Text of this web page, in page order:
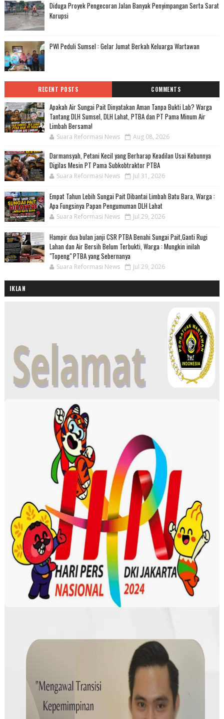
Diduga Proyek Pengecoran Jalan Banyak Penyimpangan Serta Sarat
Korupsi
PWI Peduli Sumsel : Gelar Jumat Berkah Keluarga Wartawan
RECENT POSTS COMMENTS
Apakah Air Sungai Pait Dinyatakan Aman Tanpa Bukti Lab? Warga
Tantang DLH Sumsel, DLH Lahat, PTBA dan PT Pama Minum Air
Limbah Bersama!
Suara Reformasi News Aug 08, 2026
Darmansyah, Petani Kecil yang Berharap Keadilan Usai Kebunnya
Digilas Mesin PT Pama Subkobtraktor PTBA
Suara Reformasi News Jul 31, 2026
Empat Tahun Lebih Sungai Pait Dibantai Limbah Batu Bara, Warga :
Apa Fungsinya Papan Pengumuman DLH Lahat
Suara Reformasi News Jul 29, 2026
Hampir dua bulan janji CSR PTBA Benahi Sungai Pait,Ganti Rugi
Lahan dan Air Bersih Belum Terbukti, Warga : Mungkin inilah
"Topeng" PTBA yang Sebernanya
Suara Reformasi News Jul 29, 2026
IKLAN